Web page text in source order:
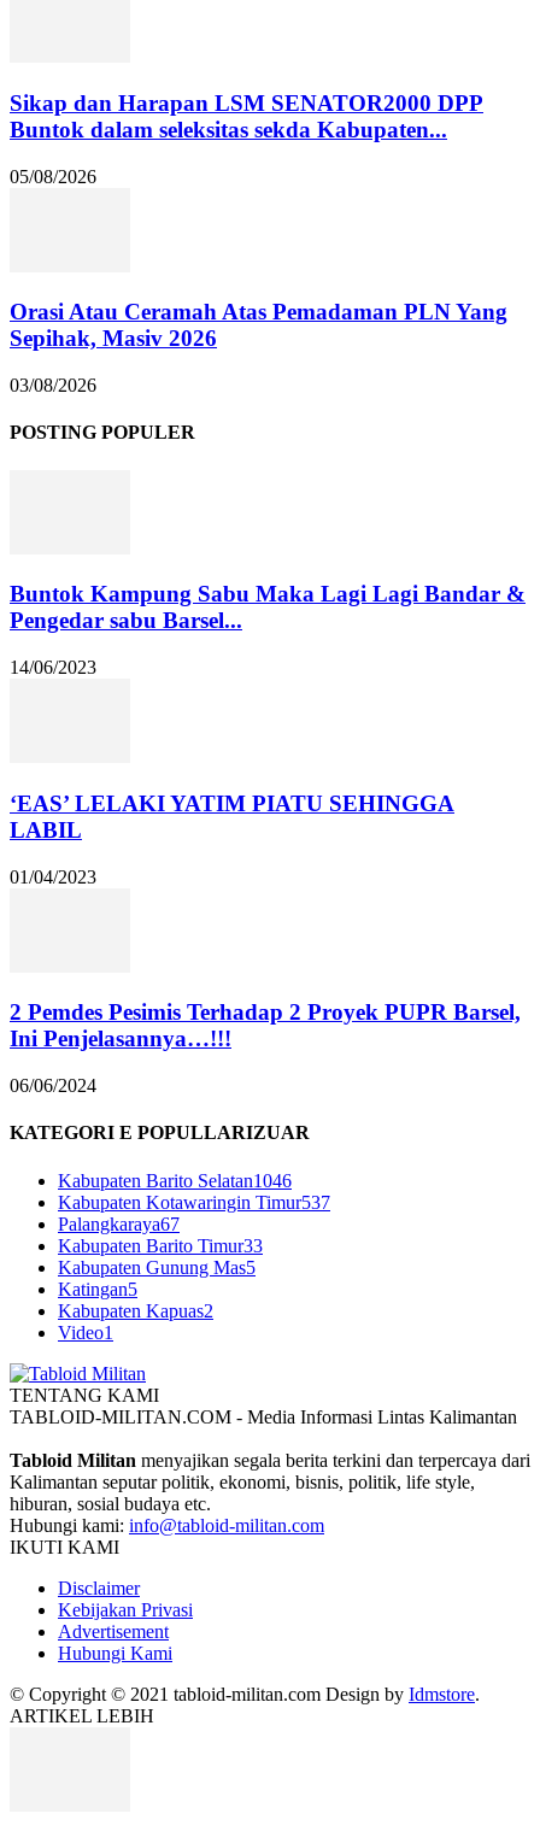
Sikap dan Harapan LSM SENATOR2000 DPP
Buntok dalam seleksitas sekda Kabupaten...
05/08/2026
Orasi Atau Ceramah Atas Pemadaman PLN Yang
Sepihak, Masiv 2026
03/08/2026
POSTING POPULER
Buntok Kampung Sabu Maka Lagi Lagi Bandar &
Pengedar sabu Barsel...
14/06/2023
‘EAS’ LELAKI YATIM PIATU SEHINGGA
LABIL
01/04/2023
2 Pemdes Pesimis Terhadap 2 Proyek PUPR Barsel,
Ini Penjelasannya…!!!
06/06/2024
KATEGORI E POPULLARIZUAR
Kabupaten Barito Selatan1046
Kabupaten Kotawaringin Timur537
Palangkaraya67
Kabupaten Barito Timur33
Kabupaten Gunung Mas5
Katingan5
Kabupaten Kapuas2
Video1
TENTANG KAMI
TABLOID-MILITAN.COM - Media Informasi Lintas Kalimantan
Tabloid Militan menyajikan segala berita terkini dan terpercaya dari
Kalimantan seputar politik, ekonomi, bisnis, politik, life style,
hiburan, sosial budaya etc.
Hubungi kami: info@tabloid-militan.com
IKUTI KAMI
Disclaimer
Kebijakan Privasi
Advertisement
Hubungi Kami
© Copyright © 2021 tabloid-militan.com Design by Idmstore.
ARTIKEL LEBIH